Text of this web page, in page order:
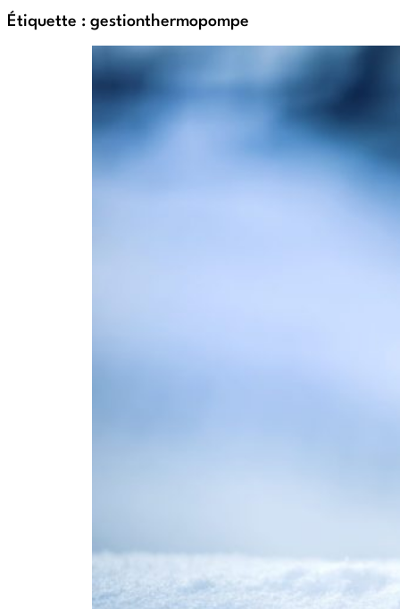
Étiquette : gestionthermopompe